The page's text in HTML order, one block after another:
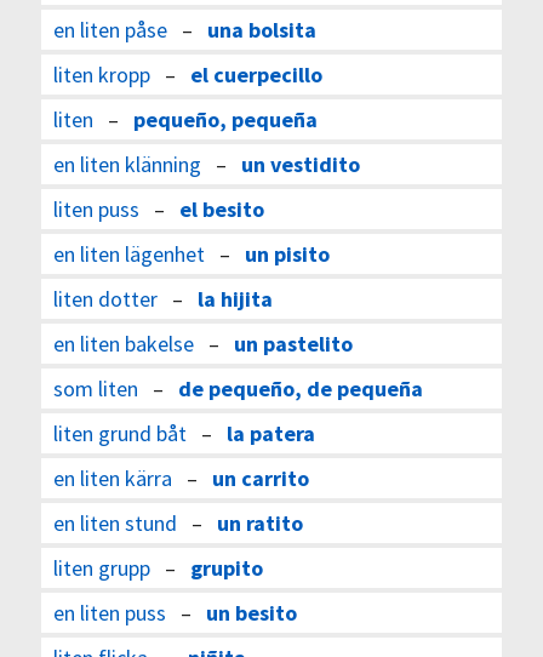
en liten påse– una bolsita
liten kropp– el cuerpecillo
liten – pequeño, pequeña
en liten klänning – un vestidito
liten puss – el besito
en liten lägenhet– un pisito
liten dotter– la hijita
en liten bakelse– un pastelito
som liten – de pequeño, de pequeña
liten grund båt– la patera
en liten kärra – un carrito
en liten stund – un ratito
liten grupp– grupito
en liten puss – un besito